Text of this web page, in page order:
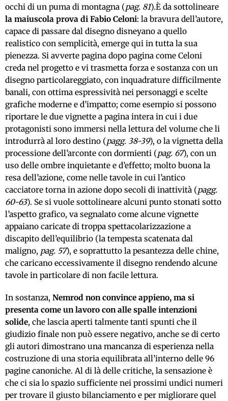
occhi di un puma di montagna (pag. 81).È da sottolineare
la maiuscola prova di Fabio Celoni: la bravura dell’autore,
capace di passare dal disegno disneyano a quello
realistico con semplicità, emerge qui in tutta la sua
pienezza. Si avverte pagina dopo pagina come Celoni
creda nel progetto e vi trasmetta forza e sostanza con un
disegno particolareggiato, con inquadrature difficilmente
banali, con ottima espressività nei personaggi e scelte
grafiche moderne e d’impatto; come esempio si possono
riportare le due vignette a pagina intera in cui i due
protagonisti sono immersi nella lettura del volume che li
introdurrà al loro destino (pagg. 38-39), o la vignetta della
processione dell’arconte con dormienti (pag. 67), con un
uso delle ombre inquietante e d’effetto; molto buona la
resa dell’azione, come nelle tavole in cui l’antico
cacciatore torna in azione dopo secoli di inattività (pagg.
60-63). Se si vuole sottolineare alcuni punto stonati sotto
l’aspetto grafico, va segnalato come alcune vignette
appaiano caricate di troppa spettacolarizzazione a
discapito dell’equilibrio (la tempesta scatenata dal
maligno, pag. 57), e soprattutto la pesantezza delle chine,
che caricano eccessivamente il disegno rendendo alcune
tavole in particolare di non facile lettura.
In sostanza, Nemrod non convince appieno, ma si
presenta come un lavoro con alle spalle intenzioni
solide, che lascia aperti talmente tanti spunti che il
giudizio finale non può essere negativo, anche se di certo
gli autori dimostrano una mancanza di esperienza nella
costruzione di una storia equilibrata all’interno delle 96
pagine canoniche. Al di là delle critiche, la sensazione è
che ci sia lo spazio sufficiente nei prossimi undici numeri
per trovare il giusto bilanciamento e per migliorare quel